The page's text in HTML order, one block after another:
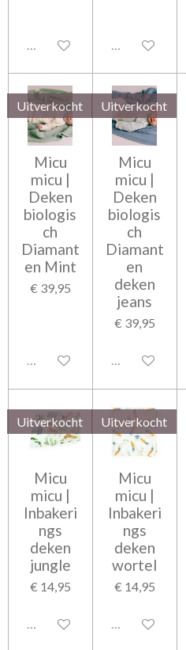
Uitgeschakeld Uitgeschakeld
Uitverkocht
Micu
micu |
Deken
biologis
ch
Diamant
en Mint
€ 39,95
Uitgeschakeld
Uitverkocht
Micu
micu |
Deken
biologis
ch
Diamant
en
deken
jeans
€ 39,95
Uitgeschakeld
Uitverkocht
Micu
micu |
Inbakeri
ngs
deken
jungle
€ 14,95
Uitgeschakeld
Uitverkocht
Micu
micu |
Inbakeri
ngs
deken
wortel
€ 14,95
Uitgeschakeld